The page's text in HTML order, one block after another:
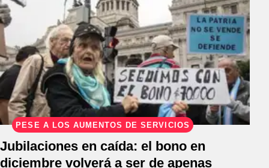
PESE A LOS AUMENTOS DE SERVICIOS
Jubilaciones en caída: el bono en
diciembre volverá a ser de apenas